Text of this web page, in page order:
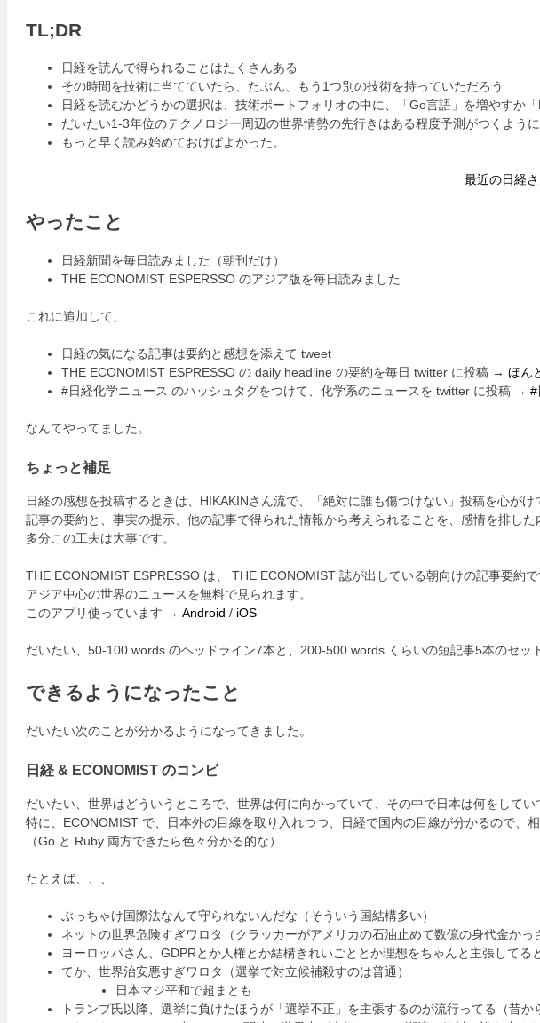
TL;DR
日経を読んで得られることはたくさんある
その時間を技術に当てていたら、たぶん、もう1つ別の技術を持っていただろう
日経を読むかどうかの選択は、技術ポートフォリオの中に、「Go言語」を増やすか
だいたい1-3年位のテクノロジー周辺の世界情勢の先行きはある程度予測がつくよう
もっと早く読み始めておけばよかった。
最近の日経
やったこと
日経新聞を毎日読みました（朝刊だけ）
THE ECONOMIST ESPERSSO のアジア版を毎日読みました
これに追加して、
日経の気になる記事は要約と感想を添えて tweet
THE ECONOMIST ESPRESSO の daily headline の要約を毎日 twitter に投稿 → ほん
#日経化学ニュース のハッシュタグをつけて、化学系のニュースを twitter に投稿 → #
なんてやってました。
ちょっと補足
日経の感想を投稿するときは、HIKAKINさん流で、「絶対に誰も傷つけない」投稿を心が
記事の要約と、事実の提示、他の記事で得られた情報から考えられることを、感情を排した
多分この工夫は大事です。
THE ECONOMIST ESPRESSO は、 THE ECONOMIST 誌が出している朝向けの記事要約
アジア中心の世界のニュースを無料で見られます。
このアプリ使っています → Android / iOS
だいたい、50-100 words のヘッドライン7本と、200-500 words くらいの短記事5本のセッ
できるようになったこと
だいたい次のことが分かるようになってきました。
日経 & ECONOMIST のコンビ
だいたい、世界はどういうところで、世界は何に向かっていて、その中で日本は何をして
特に、ECONOMIST で、日本外の目線を取り入れつつ、日経で国内の目線が分かるので、
（Go と Ruby 両方できたら色々分かる的な）
たとえば、、、
ぶっちゃけ国際法なんて守られないんだな（そういう国結構多い）
ネットの世界危険すぎワロタ（クラッカーがアメリカの石油止めて数億の身代金かっ
ヨーロッパさん、GDPRとか人権とか結構きれいごととか理想をちゃんと主張して
てか、世界治安悪すぎワロタ（選挙で対立候補殺すのは普通）
日本マジ平和で超まとも
トランプ氏以降、選挙に負けたほうが「選挙不正」を主張するのが流行ってる（昔か